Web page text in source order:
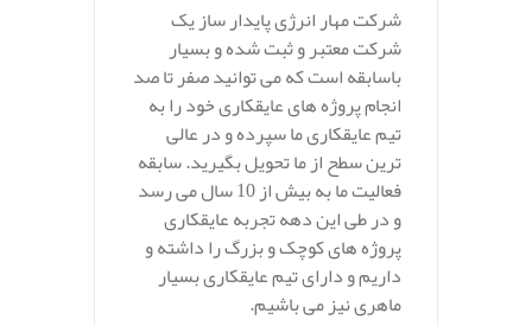
شرکت مهار انرژی پایدار ساز یک
شرکت معتبر و ثبت شده و بسیار
باسابقه است که می توانید صفر تا صد
انجام پروژه های عایقکاری خود را به
تیم عایقکاری ما سپرده و در عالی
ترین سطح از ما تحویل بگیرید. سابقه
فعالیت ما به بیش از 10 سال می رسد
و در طی این دهه تجربه عایقکاری
پروژه های کوچک و بزرگ را داشته و
داریم و دارای تیم عایقکاری بسیار
ماهری نیز می باشیم.